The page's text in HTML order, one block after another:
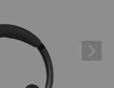
externe Inhalte. Der
einem Klick angezeigt
Inhalts wird zugestimmt,
werden. Dabei können
Drittplattformen